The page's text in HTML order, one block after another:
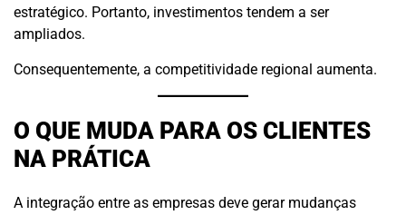
estratégico. Portanto, investimentos tendem a ser
ampliados.
Consequentemente, a competitividade regional aumenta.
O QUE MUDA PARA OS CLIENTES
NA PRÁTICA
A integração entre as empresas deve gerar mudanças